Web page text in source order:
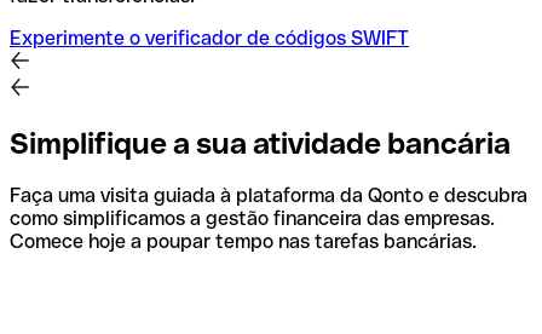
Experimente o verificador de códigos SWIFT
Simplifique a sua atividade bancária
Faça uma visita guiada à plataforma da Qonto e descubra
como simplificamos a gestão financeira das empresas.
Comece hoje a poupar tempo nas tarefas bancárias.